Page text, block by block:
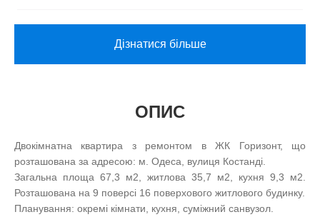
Дізнатися більше
ОПИС
Двокімнатна квартира з ремонтом в ЖК Горизонт, що
розташована за адресою: м. Одеса, вулиця Костанді.
Загальна площа 67,3 м2, житлова 35,7 м2, кухня 9,3 м2.
Розташована на 9 поверсі 16 поверхового житлового будинку.
Планування: окремі кімнати, кухня, суміжний санвузол.